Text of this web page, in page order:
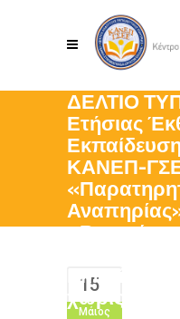
ΔΕΛΤΙΟ
Ετήσιας
ΚΑΝΕΠ-
«Βασικά
χωρίς
15
Μάιος